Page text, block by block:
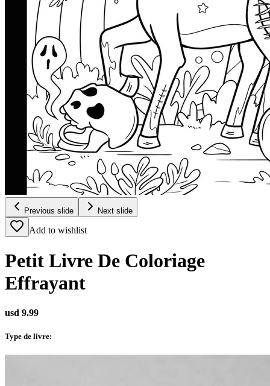
Previous slide Next slide
Add to wishlist
Petit Livre De Coloriage
Effrayant
usd 9.99
Type de livre: